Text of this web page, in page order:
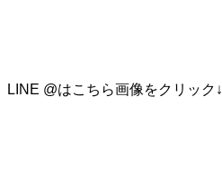
LINE @はこちら画像をクリック↓